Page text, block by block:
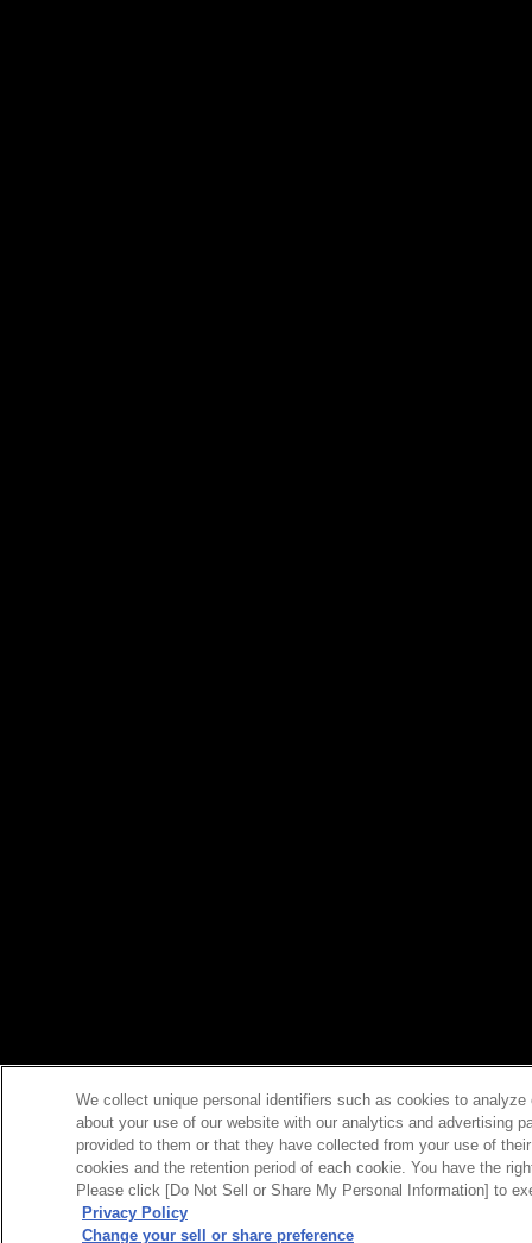
We collect unique personal identifiers such as cookies to
about your use of our website with our analytics and advertising
provided to them or that they have collected from your use of
cookies and the retention period of each cookie. You have the
Please click [Do Not Sell or Share My Personal Information] to
Privacy Policy
Change your sell or share preference